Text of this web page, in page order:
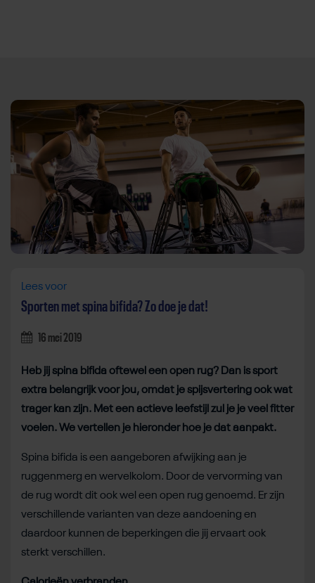
Direct door naar content
Lees voor
Sporten met spina bifida? Zo doe je dat!
16 mei 2019
Heb jij spina bifida oftewel een open rug? Dan is sport
extra belangrijk voor jou, omdat je spijsvertering ook wat
trager kan zijn. Met een actieve leefstijl zul je je veel fitter
voelen. We vertellen je hieronder hoe je dat aanpakt.
Spina bifida is een aangeboren afwijking aan je
ruggenmerg en wervelkolom. Door de vervorming van
de rug wordt dit ook wel een open rug genoemd. Er zijn
verschillende varianten van deze aandoening en
daardoor kunnen de beperkingen die jij ervaart ook
sterkt verschillen.